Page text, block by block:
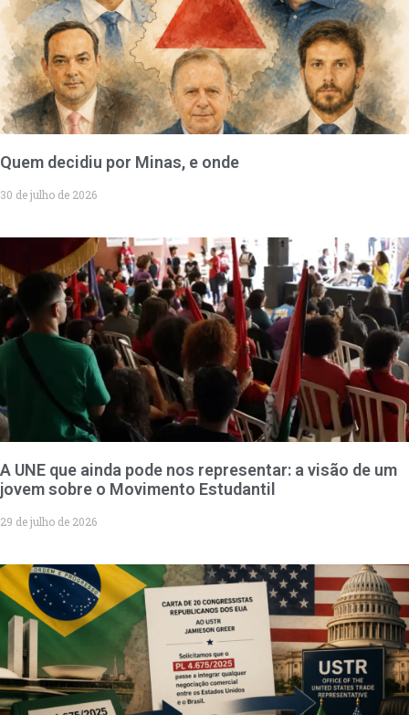
Quem decidiu por Minas, e onde
30 de julho de 2026
A UNE que ainda pode nos representar: a visão de um
jovem sobre o Movimento Estudantil
29 de julho de 2026